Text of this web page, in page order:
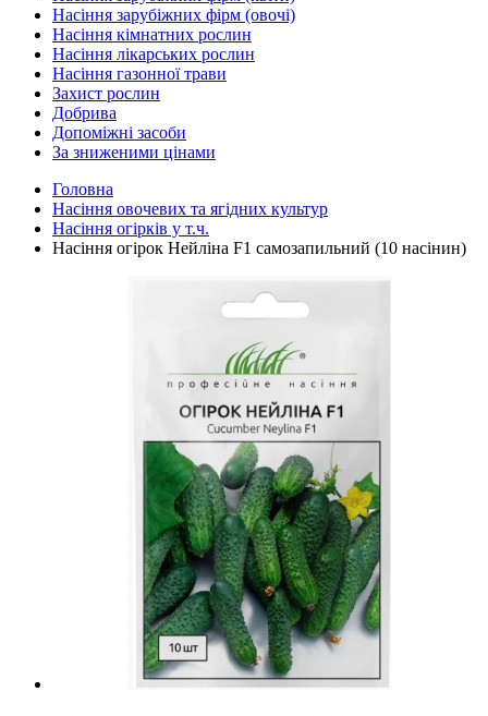
Насіння зарубіжних фірм (овочі)
Насіння кімнатних рослин
Насіння лікарських рослин
Насіння газонної трави
Захист рослин
Добрива
Допоміжні засоби
За зниженими цінами
Головна
Насіння овочевих та ягідних культур
Насіння огірків у т.ч.
Насіння огірок Нейліна F1 самозапильний (10 насінин)